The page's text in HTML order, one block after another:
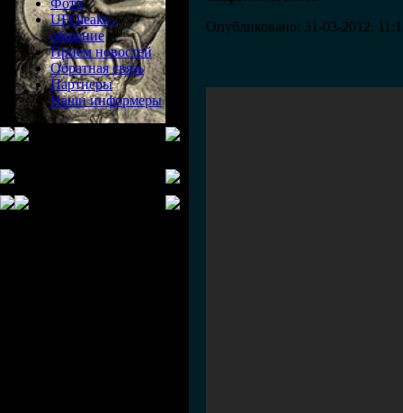
Фото
UFOleaks -
общение
Прием новостей
Обратная связь
Партнеры
Наши информеры
Опубликовано: 31-03-2012,